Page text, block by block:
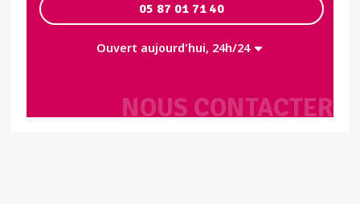
NOUS CONTACTER
05 87 01 71 40
Ouvert aujourd'hui, 24h/24